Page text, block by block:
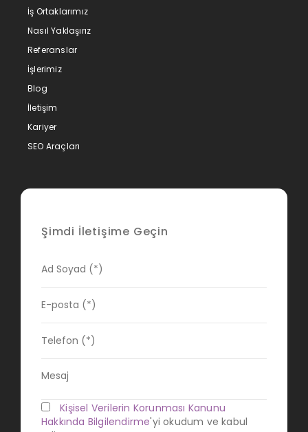
İş Ortaklarımız
Nasıl Yaklaşırız
Referanslar
İşlerimiz
Blog
İletişim
Kariyer
SEO Araçları
Şimdi İletişime Geçin
Kişisel Verilerin Korunması Kanunu
Hakkında Bilgilendirme'yi okudum ve kabul